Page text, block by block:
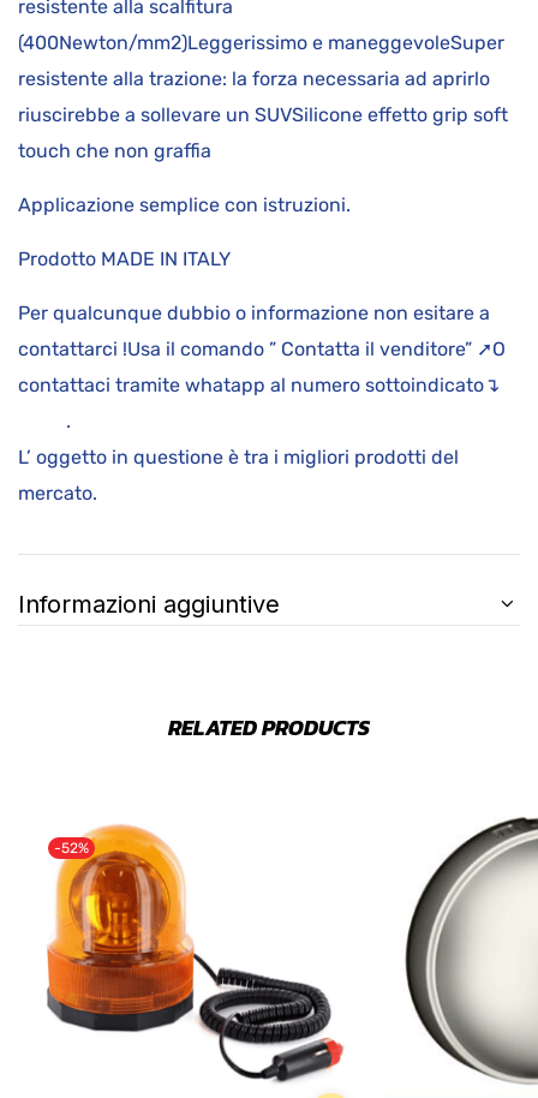
resistente alla scalfitura
(400Newton/mm2)Leggerissimo e maneggevoleSuper
resistente alla trazione: la forza necessaria ad aprirlo
riuscirebbe a sollevare un SUVSilicone effetto grip soft
touch che non graffia
Applicazione semplice con istruzioni.
Prodotto MADE IN ITALY
Per qualcunque dubbio o informazione non esitare a
contattarci !Usa il comando ” Contatta il venditore” ➚O
contattaci tramite whatapp al numero sottoindicato↴
.
L’ oggetto in questione è tra i migliori prodotti del
mercato.
Informazioni aggiuntive
RELATED PRODUCTS
-52%